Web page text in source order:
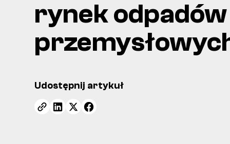
rynek odpadów
Udostępnij artykuł